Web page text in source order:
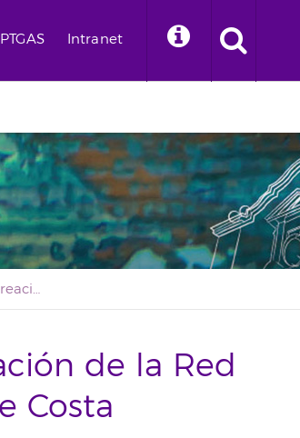
PTGAS Intranet
La ULL participa en la creación de la Red de Cátedras de Turismo de Costa
de la Red
Costa